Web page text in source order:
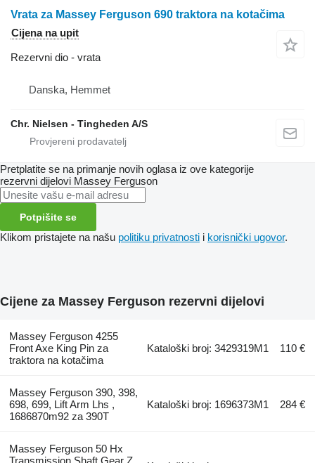
Vrata za Massey Ferguson 690 traktora na kotačima
Cijena na upit
Rezervni dio - vrata
Danska, Hemmet
Chr. Nielsen - Tingheden A/S
Pretplatite se na primanje novih oglasa iz ove kategorije
rezervni dijelovi Massey Ferguson
Potpišite se
Klikom pristajete na našu politiku privatnosti i korisnički ugovor.
Cijene za Massey Ferguson rezervni dijelovi
Massey Ferguson 4255
Front Axe King Pin za
traktora na kotačima
Kataloški broj: 3429319M1 110 €
Massey Ferguson 390, 398,
698, 699, Lift Arm Lhs ,
1686870m92 za 390T
Kataloški broj: 1696373M1 284 €
Massey Ferguson 50 Hx